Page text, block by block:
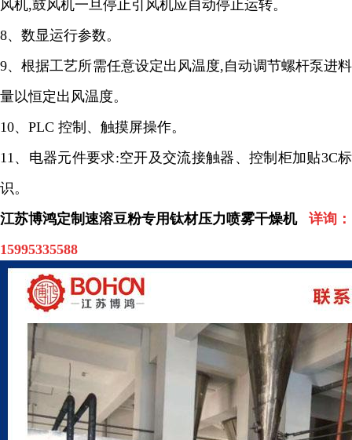
风机,鼓风机一旦停止引风机应自动停止运转。
8、数显运行参数。
9、根据工艺所需任意设定出风温度,自动调节螺杆泵进料
量以恒定出风温度。
10、 PLC 控制、触摸屏操作。
11、电器元件要求:空开及交流接触器、控制柜加贴3C标
识。
江苏博鸿定制速溶豆粉专用钛材压力喷雾干燥机
详询：
15995335588